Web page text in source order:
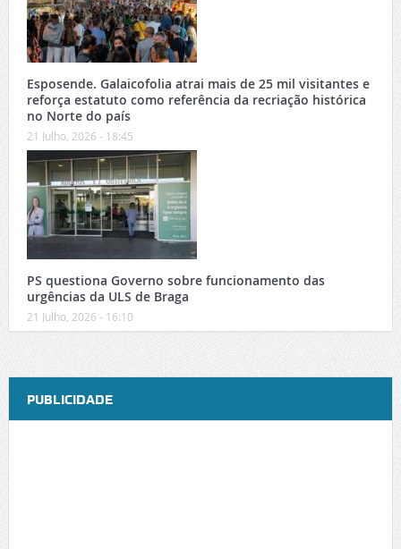
Esposende. Galaicofolia atrai mais de 25 mil visitantes e
reforça estatuto como referência da recriação histórica
no Norte do país
21 Julho, 2026 - 18:45
PS questiona Governo sobre funcionamento das
urgências da ULS de Braga
21 Julho, 2026 - 16:10
PUBLICIDADE